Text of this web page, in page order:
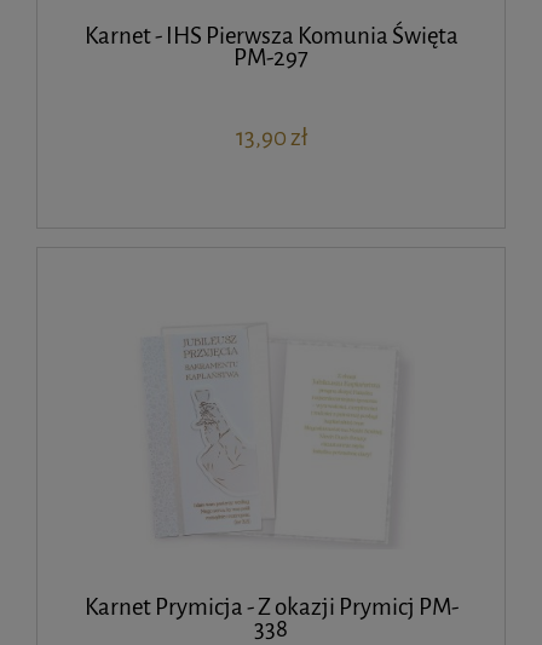
Karnet - IHS Pierwsza Komunia Święta
PM-297
13,90 zł
Karnet Prymicja - Z okazji Prymicj PM-
338